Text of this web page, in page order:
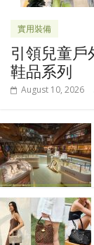
實用裝備
引領兒童戶
鞋品系列
August 10, 2026